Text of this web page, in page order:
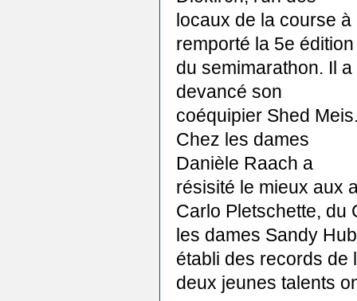
locaux de la course à
remporté la 5e édition
du semimarathon. Il a
devancé son
coéquipier Shed
Chez les dames
Danièle Raach a
résisité le mieux aux
Carlo Pletschette, du
les dames Sandy
établi des records de
deux jeunes talents